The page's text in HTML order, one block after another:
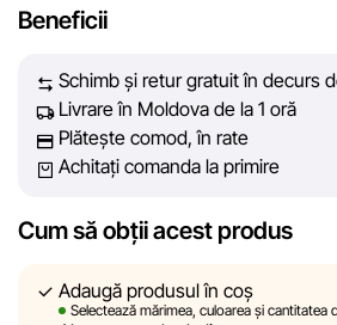
încrederea clienților noștri. În fiecare zi
prezentate pe site să fie cât mai
actuale. Scopul nostru este să vă
veridice, pentru ca dvs. să puteți lua
de cumpărare.
Cu toate acestea, în ciuda controlului
afișate pe site, din cauza unor posibile
disfuncționalități. De asemenea, nu ne
Beneficii
Schimb și retur gratuit în decurs
Livrare în Moldova de la 1 oră
Plătește comod, în rate
Achitați comanda la primire
Cum să obții acest produs
Adaugă produsul în coș
Selectează mărimea, culoarea și cantitatea